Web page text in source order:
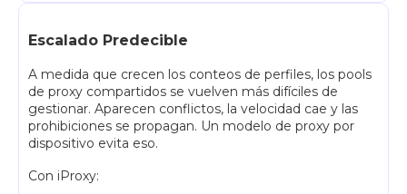
Escalado Predecible
A medida que crecen los conteos de perfiles, los pools
de proxy compartidos se vuelven más difíciles de
gestionar. Aparecen conflictos, la velocidad cae y las
prohibiciones se propagan. Un modelo de proxy por
dispositivo evita eso.
Con iProxy: